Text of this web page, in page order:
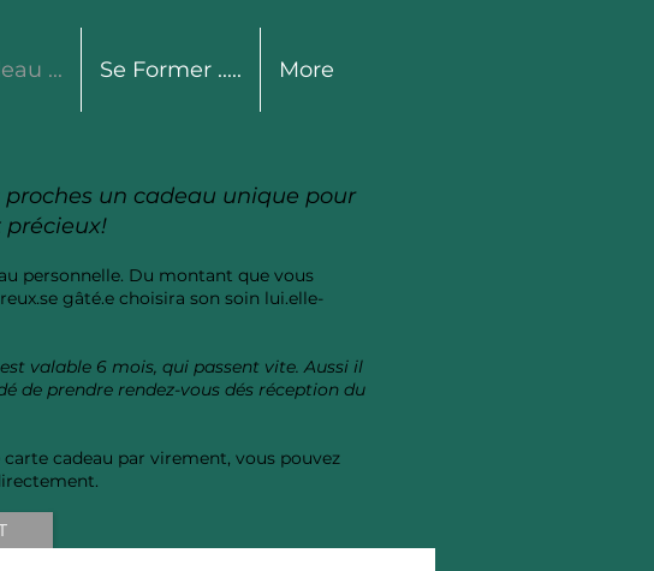
... Se Former ..... More
proches un cadeau unique pour
personnelle. Du montant que vous
gâté.e choisira son soin lui.elle-
valable 6 mois, qui passent vite. Aussi il
de prendre rendez-vous dés réception du
cadeau par virement, vous pouvez